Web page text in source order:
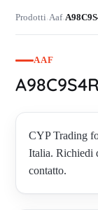
Prodotti›Aaf›
AAF
CYP Trading
Italia. Richiedi
contatto.